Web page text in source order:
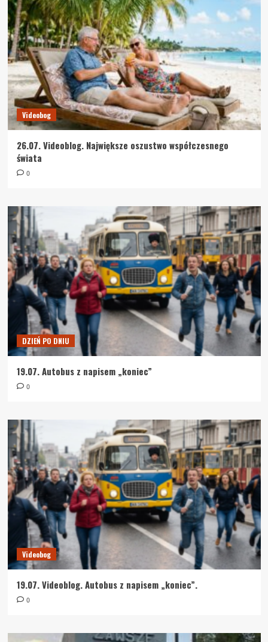
Videobog
26.07. Videoblog. Największe oszustwo współczesnego
świata
0
DZIEŃ PO DNIU
19.07. Autobus z napisem „koniec”
0
Videobog
19.07. Videoblog. Autobus z napisem „koniec”.
0